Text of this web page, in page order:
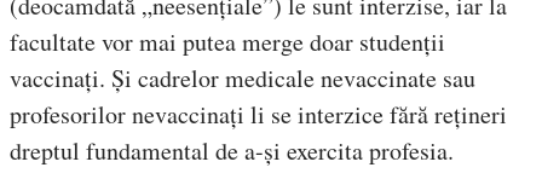
facultate vor mai putea merge doar studenții
vaccinați. Și cadrelor medicale nevaccinate sau
profesorilor nevaccinați li se interzice fără rețineri
dreptul fundamental de a-și exercita profesia.